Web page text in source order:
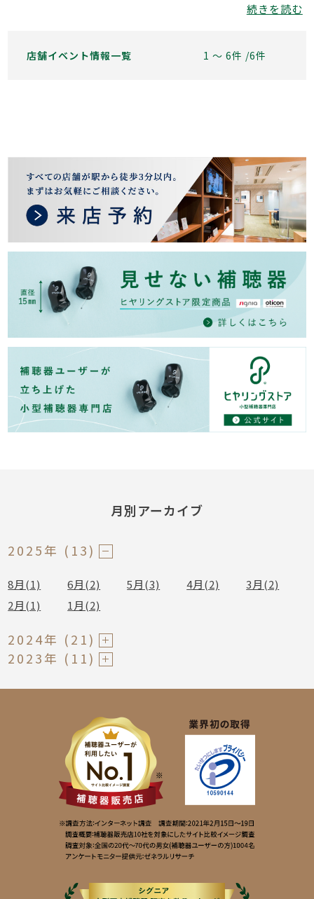
続きを読む
店舗イベント情報一覧 1 〜 6件 /6件
月別アーカイブ
2025年 (13)
8月(1) 6月(2) 5月(3) 4月(2)
3月(2)
2月(1)
1月(2)
2024年 (21)
2023年 (11)